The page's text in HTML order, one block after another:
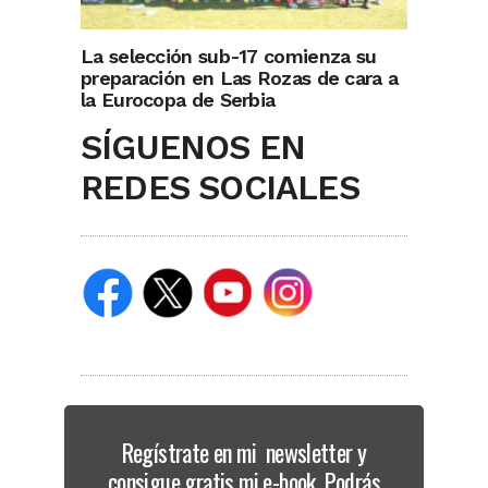
La selección sub-17 comienza su
preparación en Las Rozas de cara a
la Eurocopa de Serbia
SÍGUENOS EN
REDES SOCIALES
Regístrate en mi newsletter y
consigue gratis mi e-book. Podrás